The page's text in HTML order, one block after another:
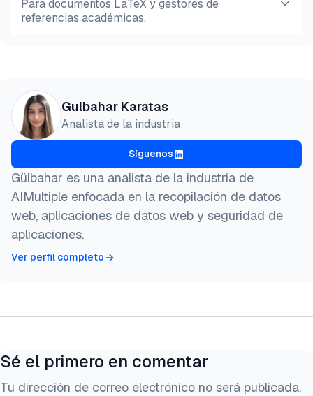
Para documentos LaTeX y gestores de
referencias académicas.
@misc{karatas2026,
  author = {Karatas, Gulbahar},
title  = {{Las mejores herramientas de gestor
  year   = {2026},
howpublished    = {\url{https://aimultiple.com/
note   = {AIMultiple. Recuperado el 3 de Junio
}
Gulbahar Karatas
Analista de la industria
Síguenos
Gülbahar es una analista de la industria de
AIMultiple enfocada en la recopilación de datos
web, aplicaciones de datos web y seguridad de
aplicaciones.
Ver perfil completo
Sé el primero en comentar
Tu dirección de correo electrónico no será publicada.